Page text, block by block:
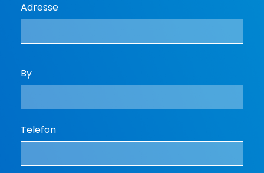
Adresse
By
Telefon